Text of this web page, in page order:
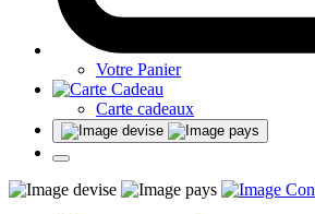
Votre Panier
Carte cadeaux